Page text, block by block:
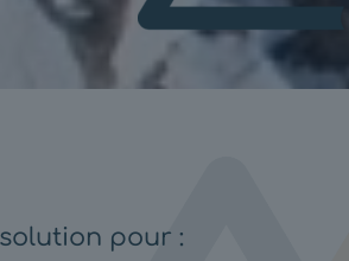
solution pour :